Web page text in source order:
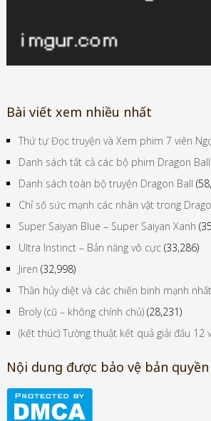
Bài viết xem nhiều nhất
Thứ tự Đọc truyện và Xem phim 7 viên
Danh sách tất cả các bộ phim Dragon Ball
Danh sách toàn bộ truyện Dragon Ball
Chỉ số sức mạnh các nhân vật trong
Super Saiyan Blue – Super Saiyan Xanh
Ultra Instinct – Bản năng vô cực (33,286)
Jiren (32,998)
Thần hủy diệt và các chiến binh mạnh
Broly (cũ – không chính chủ) (28,231)
(kết thúc) Tường thuật kết quả giải đấu 12
Nội dung được bảo vệ bản quyền